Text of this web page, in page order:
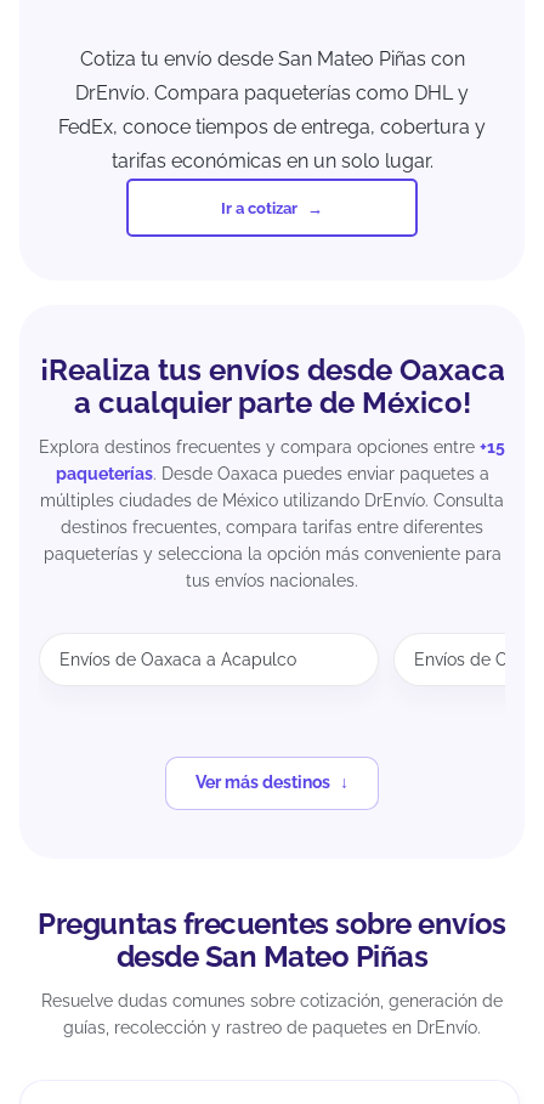
Cotiza tu envío desde San Mateo Piñas con
DrEnvío. Compara paqueterías como DHL y
FedEx, conoce tiempos de entrega, cobertura y
tarifas económicas en un solo lugar.
Ir a cotizar
¡Realiza tus envíos desde Oaxaca
a cualquier parte de México!
Explora destinos frecuentes y compara opciones entre +15
paqueterías. Desde Oaxaca puedes enviar paquetes a
múltiples ciudades de México utilizando DrEnvío. Consulta
destinos frecuentes, compara tarifas entre diferentes
paqueterías y selecciona la opción más conveniente para
tus envíos nacionales.
Envíos de Oaxaca a Acapulco Envíos de
Ver más destinos
Preguntas frecuentes sobre envíos
desde San Mateo Piñas
Resuelve dudas comunes sobre cotización, generación de
guías, recolección y rastreo de paquetes en DrEnvío.